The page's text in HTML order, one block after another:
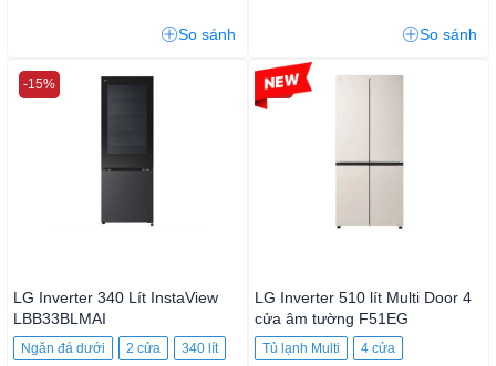
So sánh So sánh
LG Inverter 340 Lít InstaView
LBB33BLMAI
Ngăn đá dưới 2 cửa 340 lít
-15%
LG Inverter 510 lít Multi Door 4
cửa âm tường F51EG
Tủ lạnh Multi 4 cửa
-2%